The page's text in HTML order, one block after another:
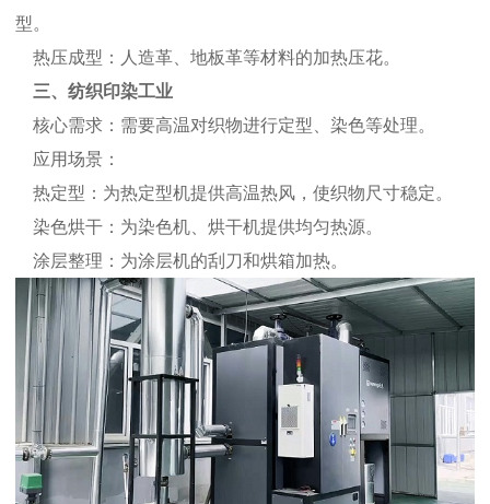
型。
热压成型：人造革、地板革等材料的加热压花。
三、纺织印染工业
核心需求：需要高温对织物进行定型、染色等处理。
应用场景：
热定型：为热定型机提供高温热风，使织物尺寸稳定。
染色烘干：为染色机、烘干机提供均匀热源。
涂层整理：为涂层机的刮刀和烘箱加热。